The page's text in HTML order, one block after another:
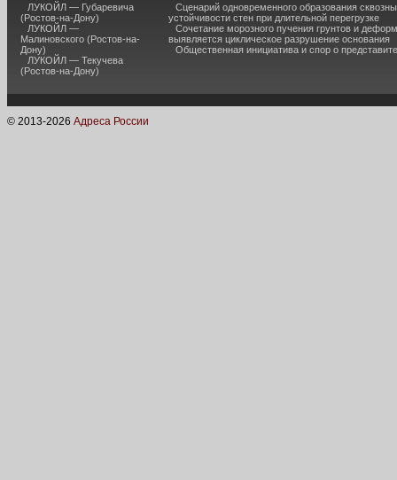
ЛУКОЙЛ — Губаревича
(Ростов-на-Дону)
ЛУКОЙЛ —
Малиновского (Ростов-на-
Дону)
ЛУКОЙЛ — Текучева
(Ростов-на-Дону)
Сценарий одновременного образования
устойчивости стен при длительной перегрузке
Сочетание морозного пучения грунтов и
выявляется циклическое разрушение основания
Общественная инициатива и спор о
© 2013-2026 Адреса России